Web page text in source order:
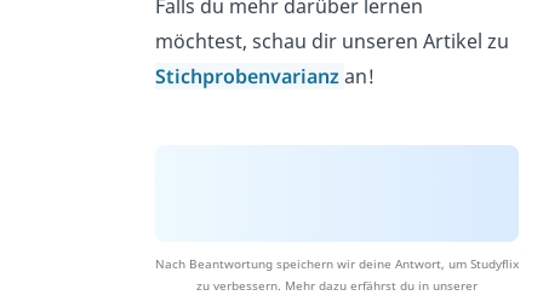
Falls du mehr darüber lernen
möchtest, schau dir unseren Artikel zu
Stichprobenvarianzan!
Nach Beantwortung speichern wir deine Antwort, um Studyflix
zu verbessern. Mehr dazu erfährst du in unserer